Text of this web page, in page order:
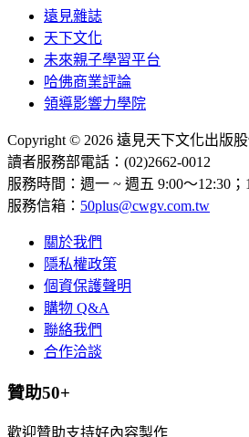
遠見雜誌
天下文化
未來親子學習平台
哈佛商業評論
領導影響力學院
Copyright © 2026 遠見天下文化出版
讀者服務部電話：(02)2662-0012
服務時間：週一 ~ 週五 9:00～12:30；
服務信箱： 50plus@cwgv.com.tw
關於我們
隱私權政策
個資保護聲明
購物 Q&A
聯絡我們
合作洽談
贊助50+
歡迎贊助支持好內容製作